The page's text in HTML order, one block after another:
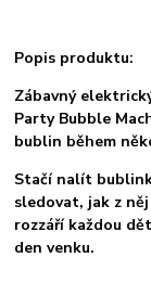
Popis produktu:
Zábavný
Party Bubble
bublin během
Stačí nalít
sledovat, jak z
rozzáří každou
den venku.